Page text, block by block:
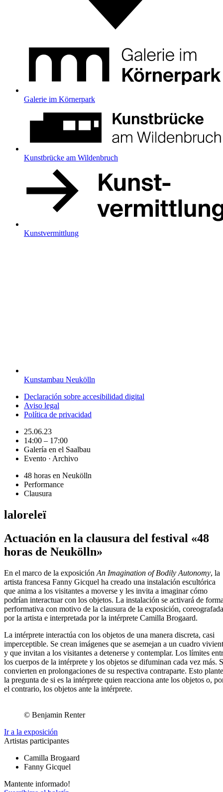
Galerie im Körnerpark
Kunstbrücke am Wildenbruch
Kunstvermittlung
Kunstambau Neukölln
Declaración sobre accesibilidad digital
Aviso legal
Política de privacidad
25.06.23
14:00 – 17:00
Galería en el Saalbau
Evento · Archivo
48 horas en Neukölln
Performance
Clausura
laloreleï
Actuación en la clausura del festival «48
horas de Neukölln»
En el marco de la exposición An Imagination of Bodily Autonomy, la
artista francesa Fanny Gicquel ha creado una instalación escultórica
que anima a los visitantes a moverse y les invita a imaginar cómo
podrían interactuar con los objetos. La instalación se activará de
performativa con motivo de la clausura de la exposición, coreografada
por la artista e interpretada por la intérprete Camilla Brogaard.
La intérprete interactúa con los objetos de una manera discreta, casi
imperceptible. Se crean imágenes que se asemejan a un cuadro
y que invitan a los visitantes a detenerse y contemplar. Los límites
los cuerpos de la intérprete y los objetos se difuminan cada vez más.
convierten en prolongaciones de su respectiva contraparte. Esto
la pregunta de si es la intérprete quien reacciona ante los objetos o,
el contrario, los objetos ante la intérprete.
© Benjamin Renter
Ir a la exposición
Artistas participantes
Camilla Brogaard
Fanny Gicquel
Mantente informado!